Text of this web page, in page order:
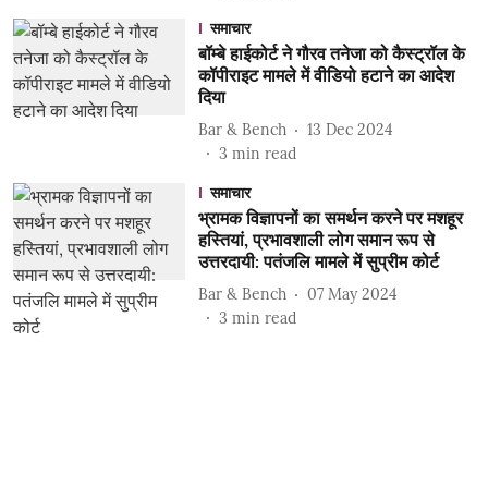
समाचार
बॉम्बे हाईकोर्ट ने गौरव तनेजा को कैस्ट्रॉल के
कॉपीराइट मामले में वीडियो हटाने का आदेश
दिया
Bar & Bench
13 Dec 2024
3 min read
समाचार
भ्रामक विज्ञापनों का समर्थन करने पर मशहूर
हस्तियां, प्रभावशाली लोग समान रूप से
उत्तरदायी: पतंजलि मामले में सुप्रीम कोर्ट
Bar & Bench
07 May 2024
3 min read